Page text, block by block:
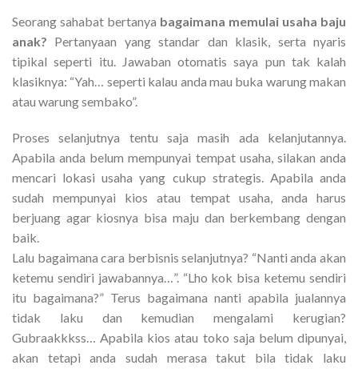
Seorang sahabat bertanya bagaimana memulai usaha baju
anak? Pertanyaan yang standar dan klasik, serta nyaris
tipikal seperti itu. Jawaban otomatis saya pun tak kalah
klasiknya: “Yah… seperti kalau anda mau buka warung makan
atau warung sembako”.
Proses selanjutnya tentu saja masih ada kelanjutannya.
Apabila anda belum mempunyai tempat usaha, silakan anda
mencari lokasi usaha yang cukup strategis. Apabila anda
sudah mempunyai kios atau tempat usaha, anda harus
berjuang agar kiosnya bisa maju dan berkembang dengan
baik.
Lalu bagaimana cara berbisnis selanjutnya? “Nanti anda akan
ketemu sendiri jawabannya…”. “Lho kok bisa ketemu sendiri
itu bagaimana?” Terus bagaimana nanti apabila jualannya
tidak laku dan kemudian mengalami kerugian?
Gubraakkkss… Apabila kios atau toko saja belum dipunyai,
akan tetapi anda sudah merasa takut bila tidak laku